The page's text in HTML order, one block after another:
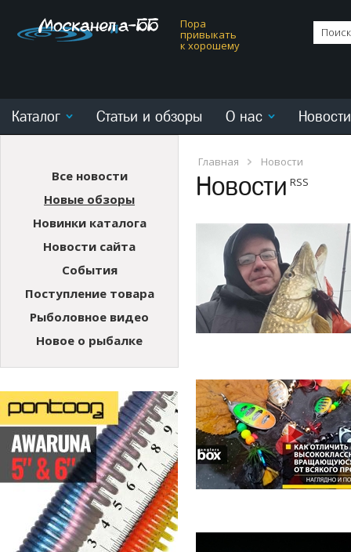
Пора
привыкать
к хорошему
Каталог Статьи и обзоры О нас Новости
Главная Новости
Новости RSS
Все новости
Новые обзоры
Новинки каталога
Новости сайта
События
Поступление товара
Рыболовное видео
Новое о рыбалке